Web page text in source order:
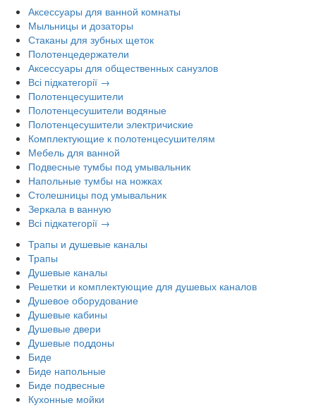
Аксессуары для ванной комнаты
Мыльницы и дозаторы
Стаканы для зубных щеток
Полотенцедержатели
Аксессуары для общественных санузлов
Всі підкатегорії →
Полотенцесушители
Полотенцесушители водяные
Полотенцесушители электричиские
Комплектующие к полотенцесушителям
Мебель для ванной
Подвесные тумбы под умывальник
Напольные тумбы на ножках
Столешницы под умывальник
Зеркала в ванную
Всі підкатегорії →
Трапы и душевые каналы
Трапы
Душевые каналы
Решетки и комплектующие для душевых каналов
Душевое оборудование
Душевые кабины
Душевые двери
Душевые поддоны
Биде
Биде напольные
Биде подвесные
Кухонные мойки